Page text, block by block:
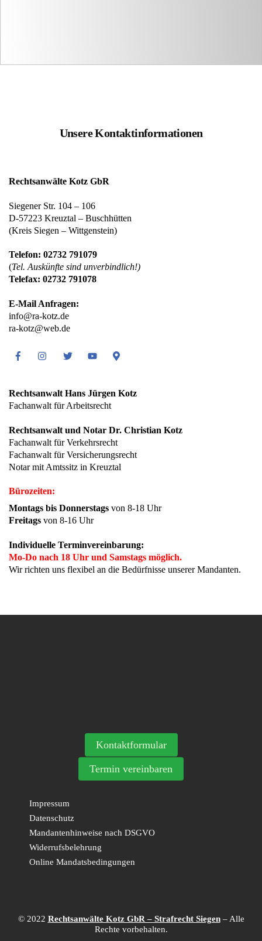
Unsere Kontaktinformationen
Rechtsanwälte Kotz GbR
Siegener Str. 104 – 106
D-57223 Kreuztal – Buschhütten
(Kreis Siegen – Wittgenstein)
Telefon: 02732 791079
(Tel. Auskünfte sind unverbindlich!)
Telefax: 02732 791078
E-Mail Anfragen:
info@ra-kotz.de
ra-kotz@web.de
FacebookInstagramTwitter Youtube Google
Rechtsanwalt Hans Jürgen Kotz
Fachanwalt für Arbeitsrecht
Rechtsanwalt und Notar Dr. Christian Kotz
Fachanwalt für Verkehrsrecht
Fachanwalt für Versicherungsrecht
Notar mit Amtssitz in Kreuztal
Bürozeiten:
Montags bis Donnerstags von 8-18 Uhr
Freitags von 8-16 Uhr
Individuelle Terminvereinbarung:
Mo-Do nach 18 Uhr und Samstags möglich.
Wir richten uns flexibel an die Bedürfnisse unserer Mandanten.
Kontaktformular
Termin vereinbaren
Impressum
Datenschutz
Mandantenhinweise nach DSGVO
Widerrufsbelehrung
Online Mandatsbedingungen
© 2022 Rechtsanwälte Kotz GbR – Strafrecht Siegen– Alle
Rechte vorbehalten.